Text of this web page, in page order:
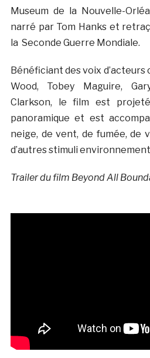
Museum de la Nouvelle-
narré par Tom Hanks et
la Seconde Guerre Mondiale.
Bénéficiant des voix
Wood, Tobey Maguire,
Clarkson, le film est
panoramique et est
neige, de vent, de fumée, de
d’autres stimuli
Trailer du film Beyond All